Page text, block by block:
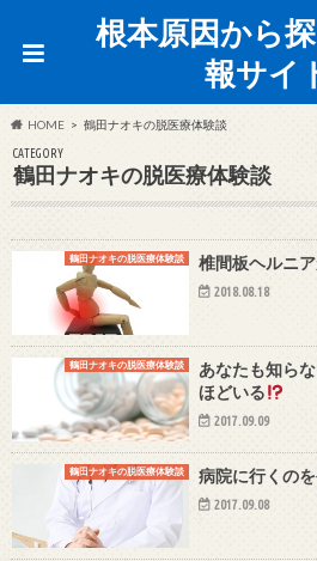
根本原因から
報サイ
HOME 鶴田ナオキの脱医療体験談
CATEGORY
鶴田ナオキの脱医療体験談
鶴田ナオキの脱医療体験談 椎間板ヘルニ
2018.08.18
鶴田ナオキの脱医療体験談
あなたも知ら
ほどいる
2017.09.09
鶴田ナオキの脱医療体験談 病院に行くの
2017.09.08